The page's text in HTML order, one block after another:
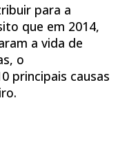
para a
que em 2014,
a vida de
o
principais causas